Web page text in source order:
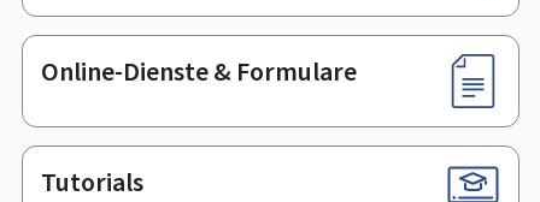
Online-Dienste & Formulare
Tutorials